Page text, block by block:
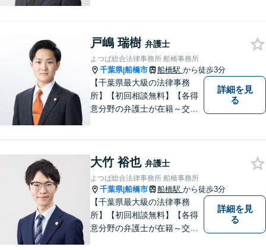
戸嶋 瑞樹 弁護士
よつば総合法律事務所 船橋事務所
千葉県|船橋市 船橋駅 から徒歩3分
【千葉県最大級の法律事務
所】【初回相談無料】【各得
意分野の弁護士が在籍～交通
詳細を見
る
大竹 裕也 弁護士
よつば総合法律事務所 船橋事務所
千葉県|船橋市 船橋駅 から徒歩3分
【千葉県最大級の法律事務
所】【初回相談無料】【各得
意分野の弁護士が在籍～交通
詳細を見
る